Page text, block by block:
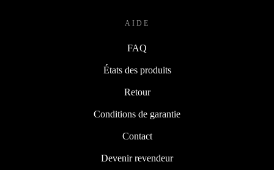
AIDE
FAQ
États des produits
Retour
Conditions de garantie
Contact
Devenir revendeur